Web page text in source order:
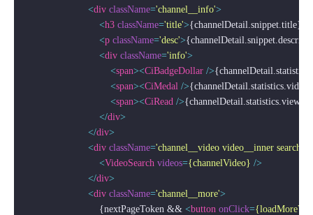
<div className='channel__info'>
<h3 className='title'>{channelDetail.snippet.title}
<p className='desc'>
<div className='info'>
<span><CiBadgeDollar />
<span><CiMedal />
<span><CiRead />
</div>
</div>
<div className='channel__video video__inner search'
<VideoSearch videos={channelVideo} />
</div>
<div className='channel__more'>
                            {nextPageToken &&
<button onClick=